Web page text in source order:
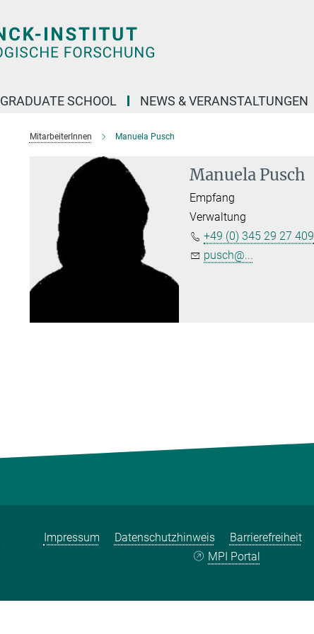
GRADUATE SCHOOL NEWS & VERANSTALTUNGEN
MitarbeiterInnen Manuela Pusch
Manuela Pusch
Empfang
Verwaltung
+49 (0) 345 29 27 409
pusch@...
Impressum Datenschutzhinweis Barrierefreiheit
MPI Portal